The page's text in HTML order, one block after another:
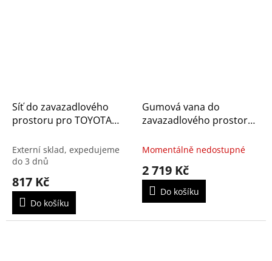
Síť do zavazadlového
prostoru pro TOYOTA
Externí sklad, expedujeme
do 3 dnů
817 Kč
Do košíku
Gumová vana do
zavazadlového prostoru
CITY, VERSO
Momentálně nedostupné
2 719 Kč
Do košíku